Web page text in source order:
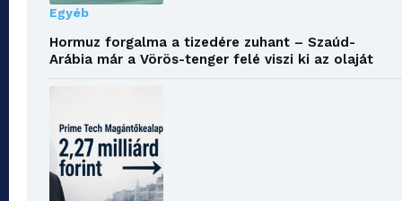
Egyéb
Hormuz forgalma a tizedére zuhant – Szaúd-
Arábia már a Vörös-tenger felé viszi ki az olaját